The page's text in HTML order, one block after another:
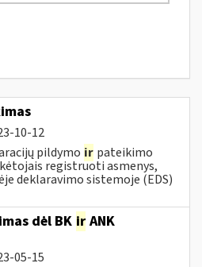
10-12
pildymo ir pateikimo
registruoti asmenys,
deklaravimo sistemoje (EDS)
dėl BK ir ANK
05-15